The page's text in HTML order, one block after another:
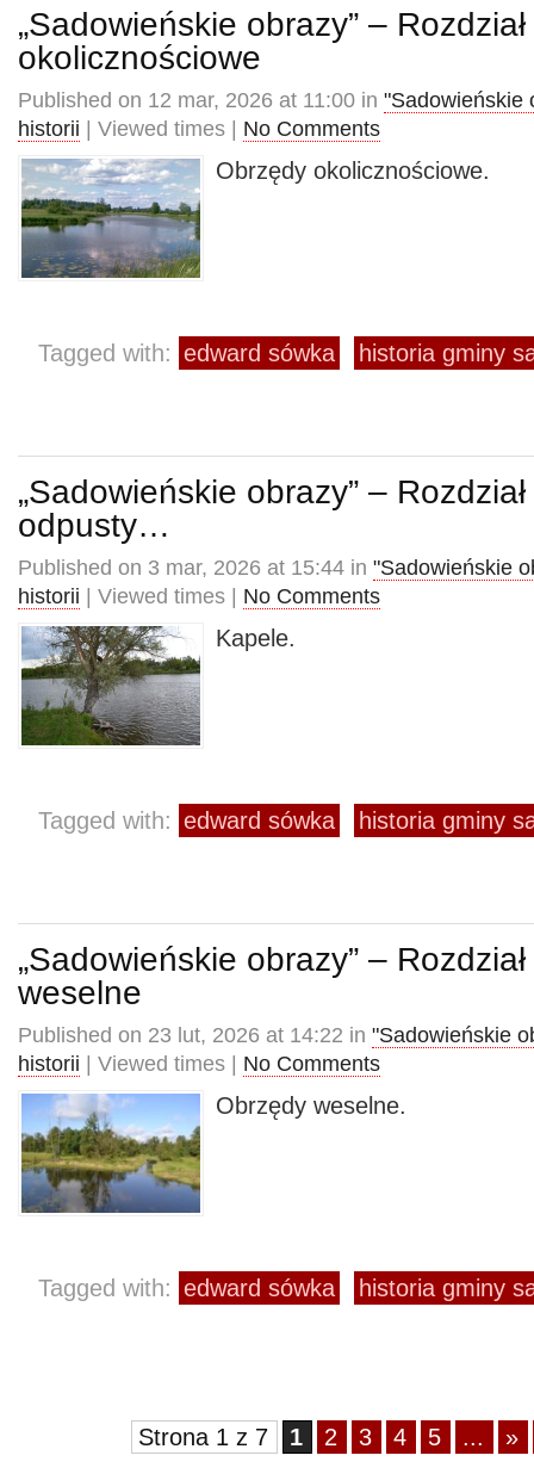
„Sadowieńskie obrazy” –
okolicznościowe
Published on 12 mar, 2026 at 11:00 in "Sadowieńskie
historii | Viewed times | No Comments
Obrzędy okolicznościowe.
Tagged with: edward sówka historia gminy
„Sadowieńskie obrazy” –
odpusty…
Published on 3 mar, 2026 at 15:44 in "Sadowieńskie
historii | Viewed times | No Comments
Kapele.
Tagged with: edward sówka historia gminy
„Sadowieńskie obrazy” –
weselne
Published on 23 lut, 2026 at 14:22 in "Sadowieńskie
historii | Viewed times | No Comments
Obrzędy weselne.
Tagged with: edward sówka historia gminy
Strona 1 z 7 1 2 3 4 5 ... »